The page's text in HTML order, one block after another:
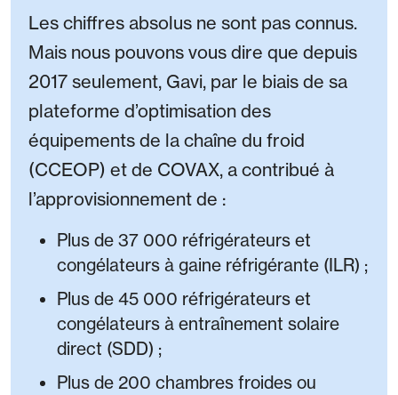
Les chiffres absolus ne sont pas connus.
Mais nous pouvons vous dire que depuis
2017 seulement, Gavi, par le biais de sa
plateforme d’optimisation des
équipements de la chaîne du froid
(CCEOP) et de COVAX, a contribué à
l’approvisionnement de :
Plus de 37 000 réfrigérateurs et
congélateurs à gaine réfrigérante (ILR) ;
Plus de 45 000 réfrigérateurs et
congélateurs à entraînement solaire
direct (SDD) ;
Plus de 200 chambres froides ou